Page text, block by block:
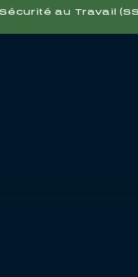
au Travail